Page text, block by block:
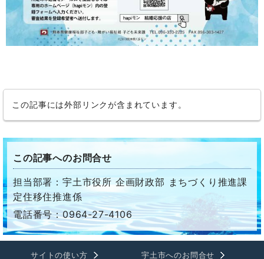
この記事には外部リンクが含まれています。
この記事へのお問合せ
担当部署：宇土市役所 企画財政部 まちづくり推進課
定住移住推進係
電話番号：0964-27-4106
サイトの使い方 宇土市へのお問合せ